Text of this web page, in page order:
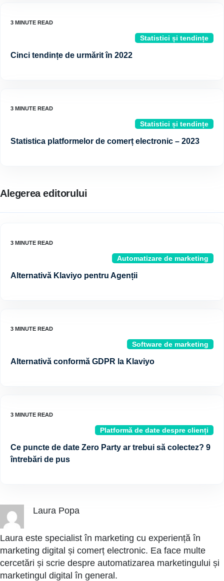
Statistici și tendințe
Cinci tendințe de urmărit în 2022
Statistici și tendințe
Statistica platformelor de comerț electronic – 2023
Alegerea editorului
Automatizare de marketing
Alternativă Klaviyo pentru Agenții
Software de marketing
Alternativă conformă GDPR la Klaviyo
Platformă de date despre clienți
Ce puncte de date Zero Party ar trebui să colectez? 9
întrebări de pus
Laura Popa
Laura este specialist în marketing cu experiență în
marketing digital și comerț electronic. Ea face multe
cercetări și scrie despre automatizarea marketingului și
marketingul digital în general.